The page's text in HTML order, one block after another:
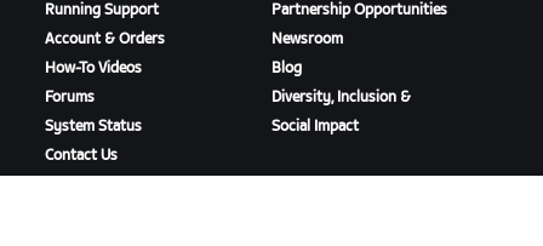
Running Support
Account & Orders
How-To Videos
Forums
System Status
Contact Us
Partnership Opportunities
Newsroom
Blog
Diversity, Inclusion &
Social Impact